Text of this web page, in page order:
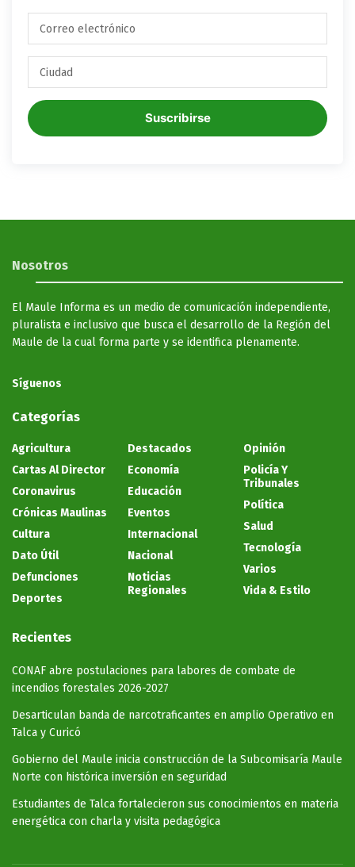
Suscribirse
Nosotros
El Maule Informa es un medio de comunicación independiente,
pluralista e inclusivo que busca el desarrollo de la Región del
Maule de la cual forma parte y se identifica plenamente.
Síguenos
Categorías
Agricultura
Cartas Al Director
Coronavirus
Crónicas Maulinas
Cultura
Dato Útil
Defunciones
Deportes
Destacados
Economía
Educación
Eventos
Internacional
Nacional
Noticias
Regionales
Opinión
Policía Y
Tribunales
Política
Salud
Tecnología
Varios
Vida & Estilo
Recientes
CONAF abre postulaciones para labores de combate de
incendios forestales 2026-2027
Desarticulan banda de narcotraficantes en amplio Operativo en
Talca y Curicó
Gobierno del Maule inicia construcción de la Subcomisaría Maule
Norte con histórica inversión en seguridad
Estudiantes de Talca fortalecieron sus conocimientos en materia
energética con charla y visita pedagógica